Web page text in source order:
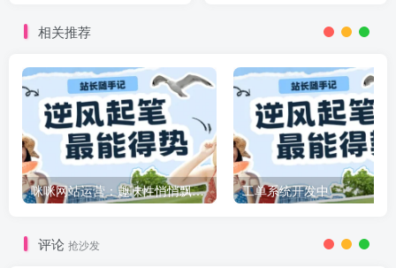
相关推荐
咪咪网站运营：趣味性悄悄飘起的成功风头 工单系统开发中
评论 抢沙发